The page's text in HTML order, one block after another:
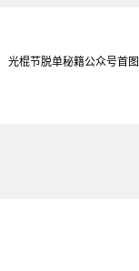
光棍节脱单秘籍公众号首图